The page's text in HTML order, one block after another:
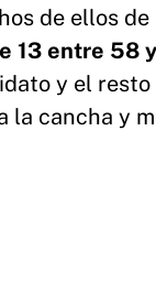
de ellos
13 entre 58
y el
la cancha y